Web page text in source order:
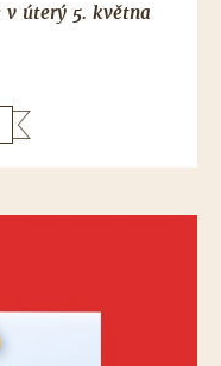
úterý 5. května